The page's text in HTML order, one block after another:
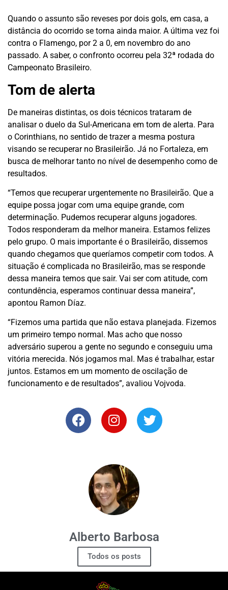
Quando o assunto são reveses por dois gols, em casa, a
distância do ocorrido se torna ainda maior. A última vez foi
contra o Flamengo, por 2 a 0, em novembro do ano
passado. A saber, o confronto ocorreu pela 32ª rodada do
Campeonato Brasileiro.
Tom de alerta
De maneiras distintas, os dois técnicos trataram de
analisar o duelo da Sul-Americana em tom de alerta. Para
o Corinthians, no sentido de trazer a mesma postura
visando se recuperar no Brasileirão. Já no Fortaleza, em
busca de melhorar tanto no nível de desempenho como de
resultados.
“Temos que recuperar urgentemente no Brasileirão. Que a
equipe possa jogar com uma equipe grande, com
determinação. Pudemos recuperar alguns jogadores.
Todos responderam da melhor maneira. Estamos felizes
pelo grupo. O mais importante é o Brasileirão, dissemos
quando chegamos que queríamos competir com todos. A
situação é complicada no Brasileirão, mas se responde
dessa maneira temos que sair. Vai ser com atitude, com
contundência, esperamos continuar dessa maneira”,
apontou Ramon Díaz.
“Fizemos uma partida que não estava planejada. Fizemos
um primeiro tempo normal. Mas acho que nosso
adversário superou a gente no segundo e conseguiu uma
vitória merecida. Nós jogamos mal. Mas é trabalhar, estar
juntos. Estamos em um momento de oscilação de
funcionamento e de resultados”, avaliou Vojvoda.
Alberto Barbosa
Todos os posts